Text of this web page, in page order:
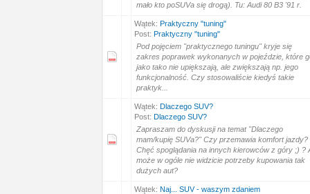
mało kto poSUVa się drogą). Tu: Audi 80 B3 '91 r.
Wątek: Praktyczny "tuning"
Post: Praktyczny "tuning"
Pod pojęciem "praktycznego tuningu" kryje się
zakres poprawek wykonanych w pojeździe, które
jako tako nie upiększają, ale zwiększają np. jego
funkcjonalność. Czy stosowaliście kiedyś takie
praktyk...
Wątek: Dlaczego SUV?
Post: Dlaczego SUV?
Zapraszam do dyskusji na temat "Dlaczego
mam/kupię SUVa?" Czy przemawia komfort jazdy?
Chęć spoglądania na innych kierowców z góry ;) ?
może w ogóle nie widzicie potrzeby kupowania tak
dużych aut?
Wątek: Naj... SUV - waszym zdaniem